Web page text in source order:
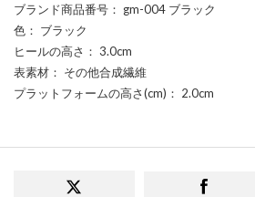
ブランド商品番号 ： gm-004 ブラック
色 ： ブラック
ヒールの高さ ： 3.0cm
表素材 ： その他合成繊維
プラットフォームの高さ(cm) ： 2.0cm